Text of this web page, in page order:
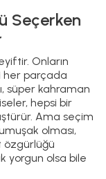
Seçerken
Onların
her parçada
süper kahraman
hepsi bir
Ama seçim
olması,
özgürlüğü
yorgun olsa bile